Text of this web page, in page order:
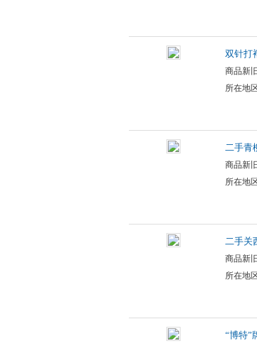
双针打
商品新
所在地
二手青
商品新
所在地
二手关
商品新
所在地
“博特”